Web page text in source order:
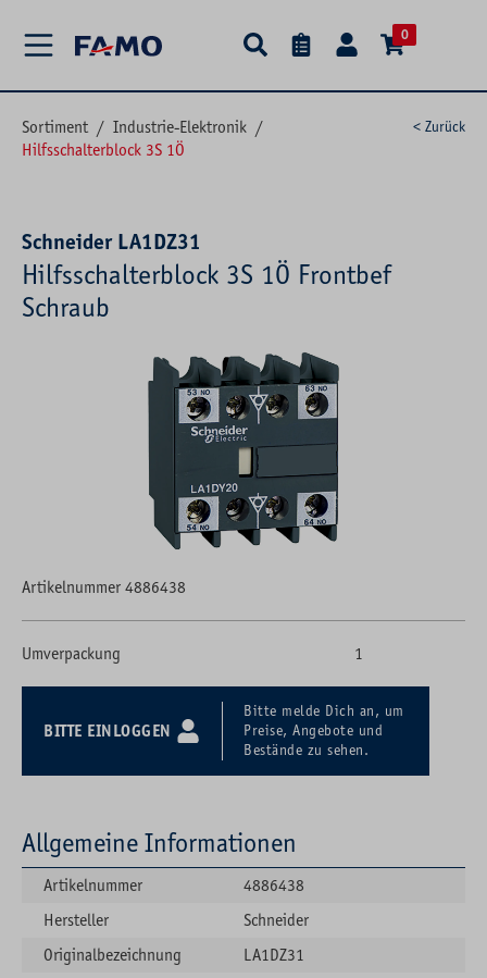
0
Sortiment / Industrie-Elektronik /
Hilfsschalterblock 3S 1Ö
< Zurück
Schneider LA1DZ31
Hilfsschalterblock 3S 1Ö Frontbef
Schraub
Bildergalerie überspringen
Artikelnummer 4886438
Umverpackung 1
BITTE EINLOGGEN
Bitte melde Dich an, um
Preise, Angebote und
Bestände zu sehen.
Allgemeine Informationen
Artikelnummer
4886438
Hersteller
Schneider
Originalbezeichnung
LA1DZ31